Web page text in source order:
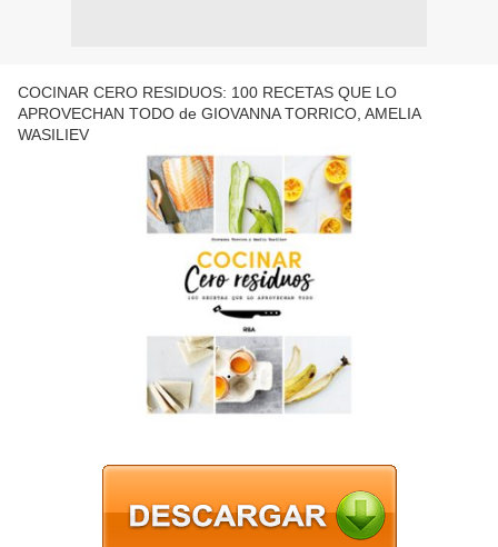
COCINAR CERO RESIDUOS: 100 RECETAS QUE LO
APROVECHAN TODO de GIOVANNA TORRICO, AMELIA
WASILIEV